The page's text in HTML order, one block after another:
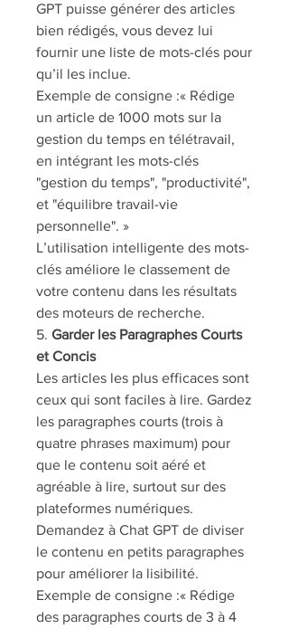
GPT puisse générer des articles
bien rédigés, vous devez lui
fournir une liste de mots-clés pour
qu’il les inclue.
Exemple de consigne :« Rédige
un article de 1000 mots sur la
gestion du temps en télétravail,
en intégrant les mots-clés
"gestion du temps", "productivité",
et "équilibre travail-vie
personnelle". »
L’utilisation intelligente des mots-
clés améliore le classement de
votre contenu dans les résultats
des moteurs de recherche.
5. Garder les Paragraphes Courts
et Concis
Les articles les plus efficaces sont
ceux qui sont faciles à lire. Gardez
les paragraphes courts (trois à
quatre phrases maximum) pour
que le contenu soit aéré et
agréable à lire, surtout sur des
plateformes numériques.
Demandez à Chat GPT de diviser
le contenu en petits paragraphes
pour améliorer la lisibilité.
Exemple de consigne :« Rédige
des paragraphes courts de 3 à 4